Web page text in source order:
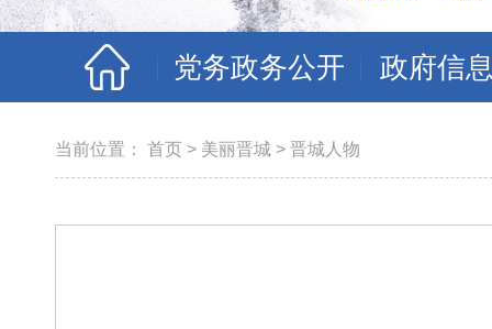
党务政务公开 政府信
当前位置： 首页 > 美丽晋城 > 晋城人物